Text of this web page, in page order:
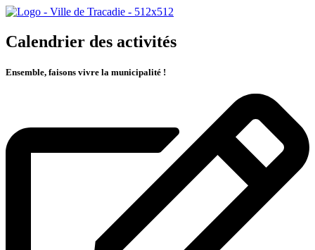
Calendrier des activités
Ensemble, faisons vivre la municipalité !